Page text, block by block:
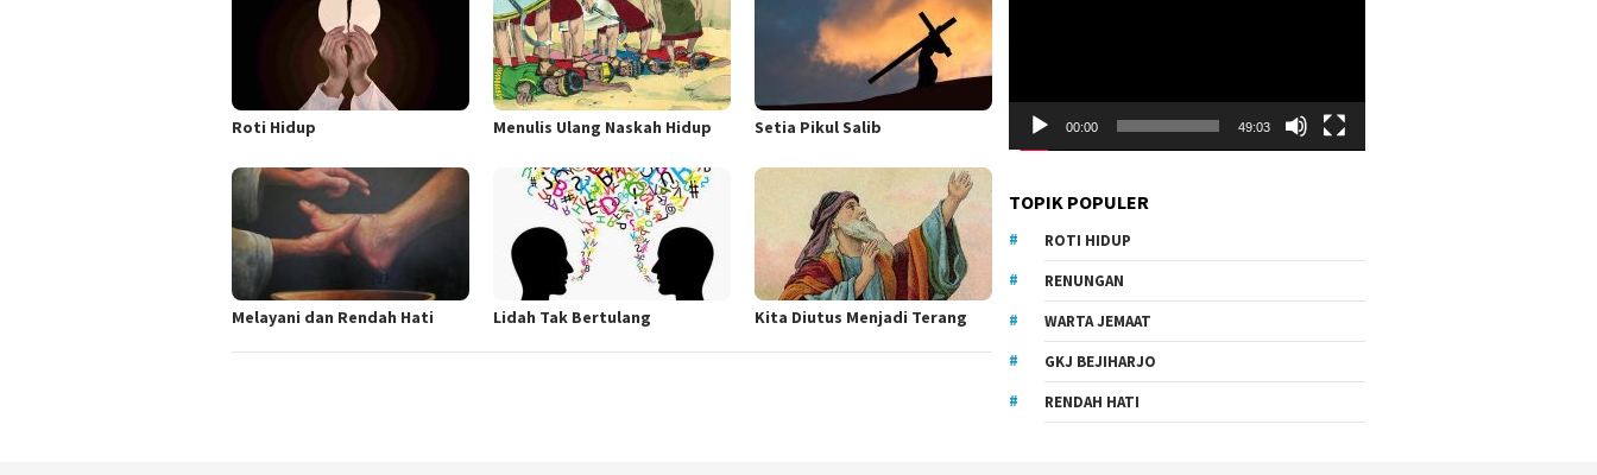
Roti Hidup Menulis Ulang Naskah Hidup Setia Pikul Salib
Melayani dan Rendah Hati Lidah Tak Bertulang Kita Diutus Menjadi Terang
00:00 49:03
TOPIK POPULER
ROTI HIDUP
RENUNGAN
WARTA JEMAAT
GKJ BEJIHARJO
RENDAH HATI